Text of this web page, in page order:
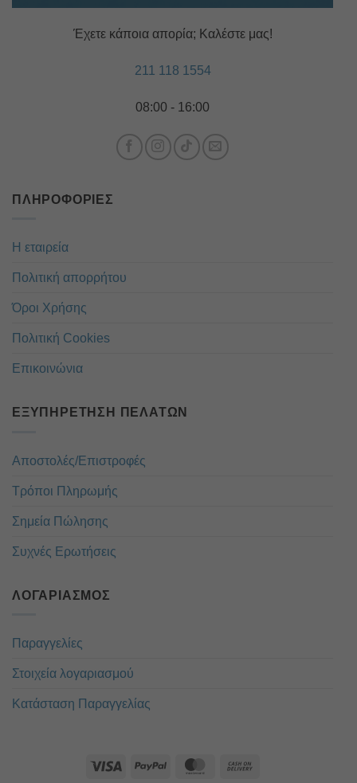
Έχετε κάποια απορία; Καλέστε μας!
211 118 1554
08:00 - 16:00
ΠΛΗΡΟΦΟΡΊΕΣ
Η εταιρεία
Πολιτική απορρήτου
Όροι Χρήσης
Πολιτική Cookies
Επικοινώνια
ΕΞΥΠΗΡΈΤΗΣΗ ΠΕΛΑΤΏΝ
Αποστολές/Επιστροφές
Τρόποι Πληρωμής
Σημεία Πώλησης
Συχνές Ερωτήσεις
ΛΟΓΑΡΙΑΣΜΌΣ
Παραγγελίες
Στοιχεία λογαριασμού
Κατάσταση Παραγγελίας